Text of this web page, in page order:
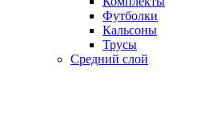
Футболки
Кальсоны
Трусы
Средний слой